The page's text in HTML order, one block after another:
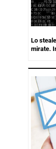
Lo
mirate.